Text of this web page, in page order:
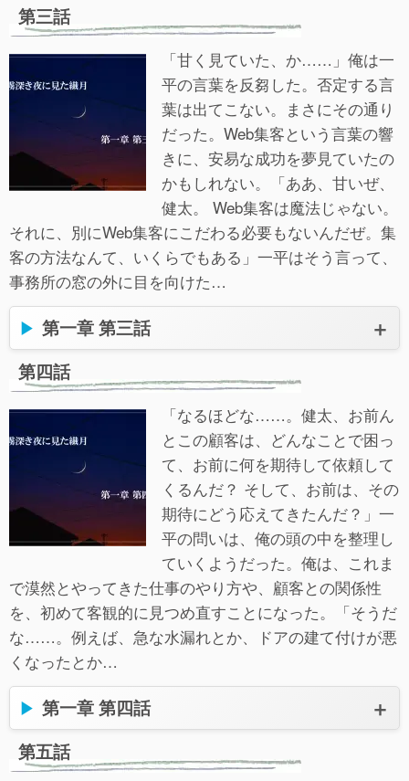
第三話
「甘く見ていた、か……」俺は一
平の言葉を反芻した。否定する言
葉は出てこない。まさにその通り
だった。Web集客という言葉の響
きに、安易な成功を夢見ていたの
かもしれない。「ああ、甘いぜ、
健太。 Web集客は魔法じゃない。
それに、別にWeb集客にこだわる必要もないんだぜ。集
客の方法なんて、いくらでもある」一平はそう言って、
事務所の窓の外に目を向けた…
第一章 第三話
第四話
「なるほどな……。健太、お前ん
とこの顧客は、どんなことで困っ
て、お前に何を期待して依頼して
くるんだ？ そして、お前は、その
期待にどう応えてきたんだ？」一
平の問いは、俺の頭の中を整理し
ていくようだった。俺は、これま
で漠然とやってきた仕事のやり方や、顧客との関係性
を、初めて客観的に見つめ直すことになった。「そうだ
な……。例えば、急な水漏れとか、ドアの建て付けが悪
くなったとか…
第一章 第四話
第五話